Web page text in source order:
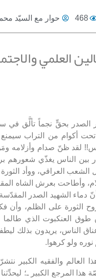
468 حوار مع السيّد
العلمي
الصدر بحقٍّ نجماً تألَّق في
أكوام من التراب
لقد ظنّ صدام وأزلامه
الناس يغذّي شعورهم
الشعب العراقي، ووأد
وأطاحت بعرش الشاه
دماء الشهيد الصدر
الثورة على الظلم، وأن
طوق العنكبوت الذي
الناس، يريدون بذلك
نوره ولو كرهوا.
العالم والفقيه الكبير
المرجع الكبير ـ؛